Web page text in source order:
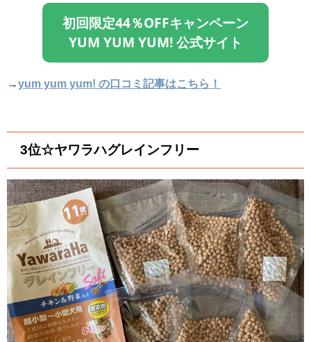
初回限定44％OFFキャンペーン
YUM YUM YUM!公式サイト
→yum yum yum! の口コミ記事はこちら！
3位☆ヤワラハグレインフリー